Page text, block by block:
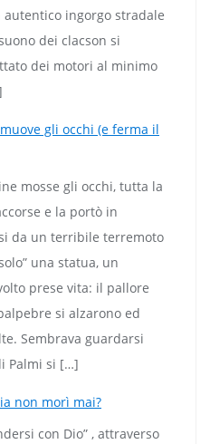
ingorgo stradale
dei clacson si
dei motori al minimo
gli occhi (e ferma il
mosse gli occhi, tutta la
e la portò in
da un terribile terremoto
una statua, un
prese vita: il pallore
si alzarono ed
Sembrava guardarsi
Palmi si […]
non morì mai?
con Dio” , attraverso